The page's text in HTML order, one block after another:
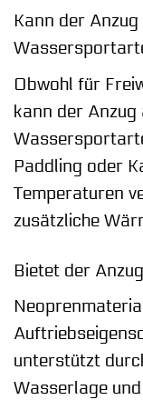
Kann der
Obwohl für
kann der
Paddling oder
Temperaturen
zusätzliche
Bietet der
unterstützt
Wasserlage